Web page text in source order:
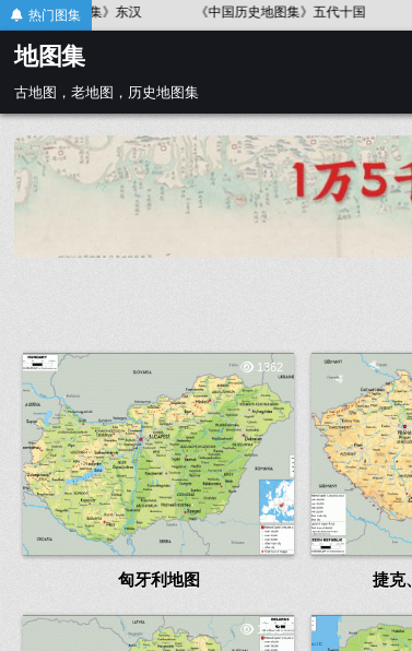
Skip
to
content
热门图集
国历史地图集》五代十国 中国地图出版社《世界历史地图
地图集
古地图，老地图，历史地图集
1362
匈牙利地图 捷克
1791